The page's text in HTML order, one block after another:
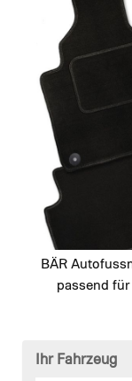
images
gallery
BÄR
passend
Ihr Fahrzeug